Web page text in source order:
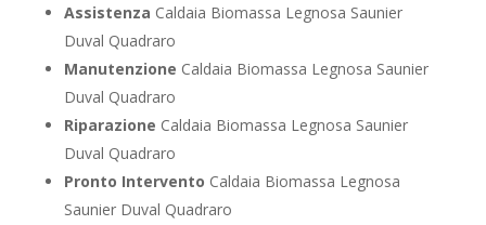
Assistenza Caldaia Biomassa Legnosa Saunier
Duval Quadraro
Manutenzione Caldaia Biomassa Legnosa Saunier
Duval Quadraro
Riparazione Caldaia Biomassa Legnosa Saunier
Duval Quadraro
Pronto Intervento Caldaia Biomassa Legnosa
Saunier Duval Quadraro